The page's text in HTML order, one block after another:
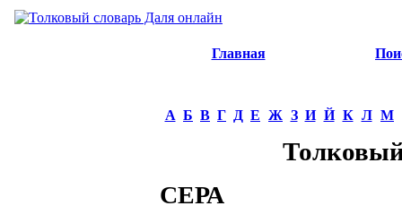
Главная
А Б В Г Д Е Ж З И Й К Л М
СЕРА